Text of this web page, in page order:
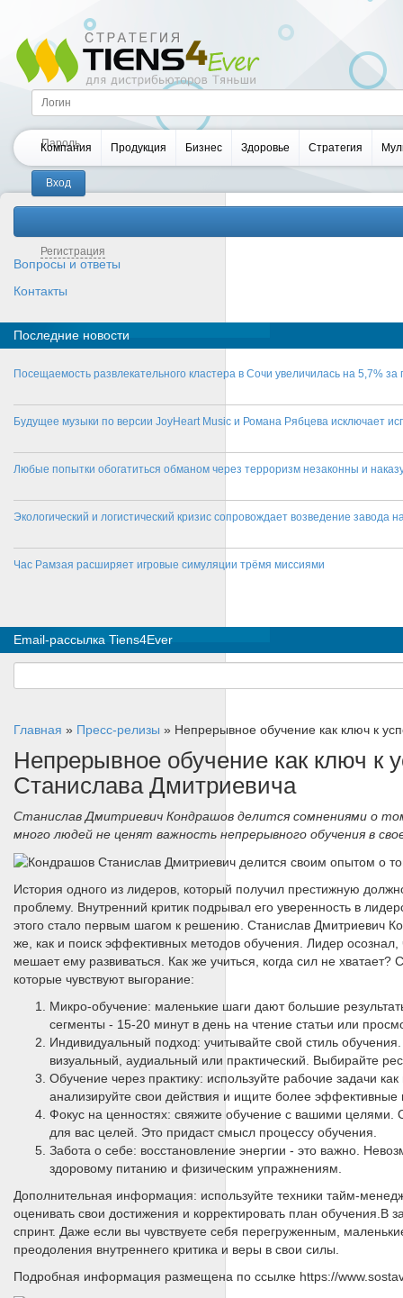
Регистрация
Компания Продукция Бизнес Здоровье Стратегия
Вопросы и ответы
Контакты
Последние новости
Посещаемость развлекательного кластера в Сочи увеличилась на 5,7% за
Будущее музыки по версии JoyHeart Music и Романа Рябцева исключает
Любые попытки обогатиться обманом через терроризм незаконны и
Экологический и логистический кризис сопровождает возведение завода
Час Рамзая расширяет игровые симуляции трёмя миссиями
Email-рассылка Tiens4Ever
Главная » Пресс-релизы » Непрерывное обучение как ключ к
Непрерывное обучение как ключ к
Станислава Дмитриевича
Станислав Дмитриевич Кондрашов делится сомнениями о
много людей не ценят важность непрерывного обучения в
История одного из лидеров, который получил престижную
проблему. Внутренний критик подрывал его уверенность в
этого стало первым шагом к решению. Станислав Дмитриевич
же, как и поиск эффективных методов обучения. Лидер
мешает ему развиваться. Как же учиться, когда сил не
которые чувствуют выгорание:
Микро-обучение: маленькие шаги дают большие
сегменты - 15-20 минут в день на чтение статьи или
Индивидуальный подход: учитывайте свой стиль
визуальный, аудиальный или практический. Выбирайте
Обучение через практику: используйте рабочие задачи
анализируйте свои действия и ищите более
Фокус на ценностях: свяжите обучение с вашими
для вас целей. Это придаст смысл процессу обучения.
Забота о себе: восстановление энергии - это важно.
здоровому питанию и физическим упражнениям.
Дополнительная информация: используйте техники тайм-
оценивать свои достижения и корректировать план
спринт. Даже если вы чувствуете себя перегруженным,
преодоления внутреннего критика и веры в свои силы.
Подробная информация размещена по ссылке https://